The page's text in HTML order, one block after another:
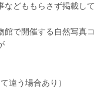
などももらさず掲載して
館で開催する自然写真コ
う場合あり）